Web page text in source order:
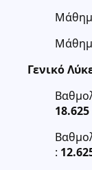
Γενικό
18.625
: